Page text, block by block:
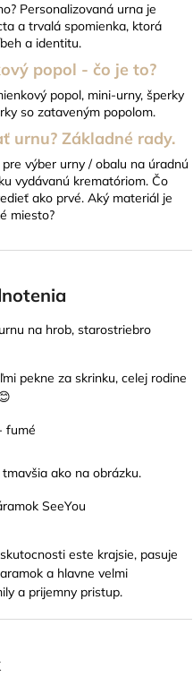
Personalizovaná urna je
a trvalá spomienka, ktorá
a identitu.
popol - čo je to?
popol, mini-urny, šperky
so zataveným popolom.
urnu? Základné rady.
výber urny / obalu na úradnú
vydávanú krematóriom. Čo
ako prvé. Aký materiál je
miesto?
na hrob, starostriebro
je 5 z 5 hviezdičiek.
pekne za skrinku, celej rodine
fumé
je 5 z 5 hviezdičiek.
ako na obrázku.
SeeYou
je 5 z 5 hviezdičiek.
este krajsie, pasuje
a hlavne velmi
a prijemny pristup.